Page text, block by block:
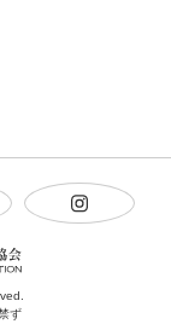
ず